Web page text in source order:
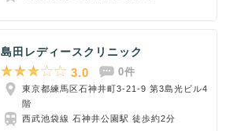
島田レディースクリニック
3.0 0件
東京都練馬区⽯神井町3-21-9 第3島光ビル4
階
西武池袋線 石神井公園駅 徒歩約2分